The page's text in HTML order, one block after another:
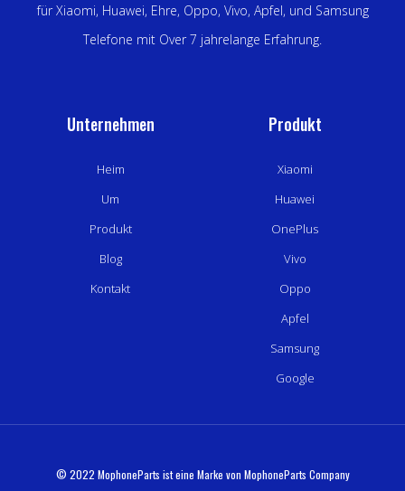
für Xiaomi, Huawei, Ehre, Oppo, Vivo, Apfel, und Samsung
Telefone mit Over 7 jahrelange Erfahrung.
Unternehmen
Heim
Um
Produkt
Blog
Kontakt
Produkt
Xiaomi
Huawei
OnePlus
Vivo
Oppo
Apfel
Samsung
Google
© 2022 MophoneParts ist eine Marke von MophoneParts Company